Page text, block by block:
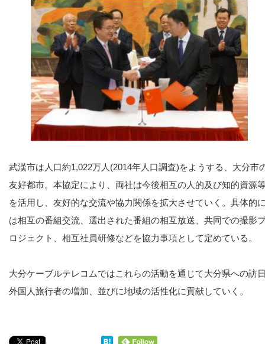
武漢市は人口約1,022万人(2014年人口調査)をようする、大分市
友好都市。本協定により、両社は今後相互の人的及び知的資源
を活用し、友好的な交流や協力関係を拡大させていく。具体的
は相互の番組交流、選出された番組の相互放送、共同での撮影
ロジェクト、相互社員研修などを協力事項として定めている。
大分ケーブルテレコムではこれらの活動を通じて大分県への訪
外国人旅行者の増加、並びに地域の活性化に貢献していく。